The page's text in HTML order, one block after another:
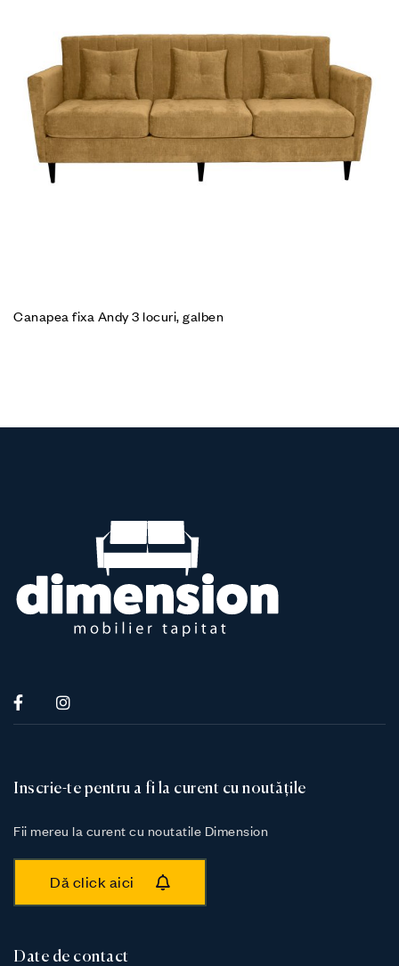
Canapea fixa Andy 3 locuri, galben
Inscrie-te pentru a fi la curent cu noutățile
Fii mereu la curent cu noutatile Dimension
Dă click aici
Date de contact